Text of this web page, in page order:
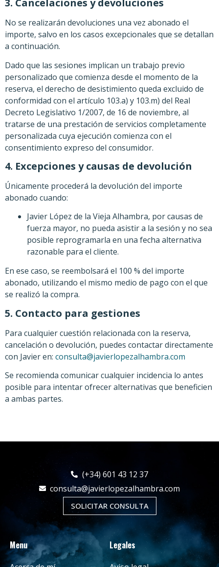
3. Cancelaciones y devoluciones
No se realizarán devoluciones una vez abonado el
importe, salvo en los casos excepcionales que se detallan
a continuación.
Dado que las sesiones implican un trabajo previo
personalizado que comienza desde el momento de la
reserva, el derecho de desistimiento queda excluido de
conformidad con el artículo 103.a) y 103.m) del Real
Decreto Legislativo 1/2007, de 16 de noviembre, al
tratarse de una prestación de servicios completamente
personalizada cuya ejecución comienza con el
consentimiento expreso del consumidor.
4. Excepciones y causas de devolución
Únicamente procederá la devolución del importe
abonado cuando:
Javier López de la Vieja Alhambra, por causas de
fuerza mayor, no pueda asistir a la sesión y no sea
posible reprogramarla en una fecha alternativa
razonable para el cliente.
En ese caso, se reembolsará el 100 % del importe
abonado, utilizando el mismo medio de pago con el que
se realizó la compra.
5. Contacto para gestiones
Para cualquier cuestión relacionada con la reserva,
cancelación o devolución, puedes contactar directamente
con Javier en: consulta@javierlopezalhambra.com
Se recomienda comunicar cualquier incidencia lo antes
posible para intentar ofrecer alternativas que beneficien
a ambas partes.
(+34) 601 43 12 37
consulta@javierlopezalhambra.com
SOLICITAR CONSULTA
Menu Legales